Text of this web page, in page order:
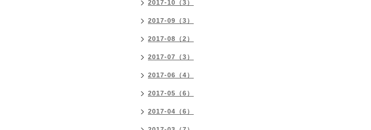
2017-10（3）
2017-09（3）
2017-08（2）
2017-07（3）
2017-06（4）
2017-05（6）
2017-04（6）